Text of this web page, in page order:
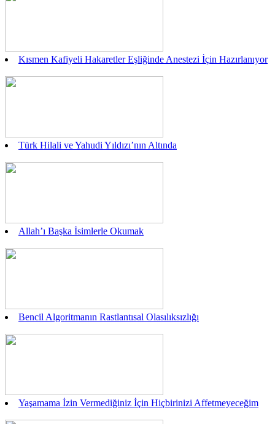
Kısmen Kafiyeli Hakaretler Eşliğinde Anestezi İçin Hazırlanıyor
Türk Hilali ve Yahudi Yıldızı’nın Altında
Allah’ı Başka İsimlerle Okumak
Bencil Algoritmanın Rastlantısal Olasılıksızlığı
Yaşamama İzin Vermediğiniz İçin Hiçbirinizi Affetmeyeceğim